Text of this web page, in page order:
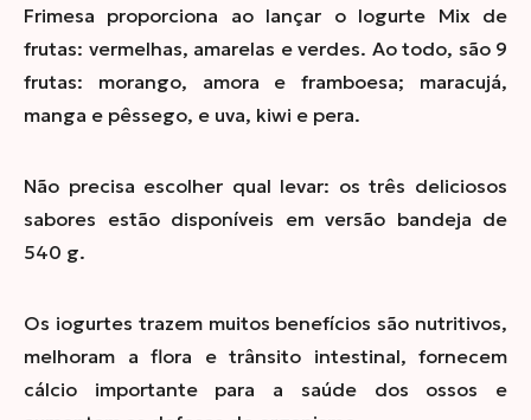
Frimesa proporciona ao lançar o Iogurte Mix de
frutas: vermelhas, amarelas e verdes. Ao todo, são 9
frutas: morango, amora e framboesa; maracujá,
manga e pêssego, e uva, kiwi e pera.
Não precisa escolher qual levar: os três deliciosos
sabores estão disponíveis em versão bandeja de
540 g.
Os iogurtes trazem muitos benefícios são nutritivos,
melhoram a flora e trânsito intestinal, fornecem
cálcio importante para a saúde dos ossos e